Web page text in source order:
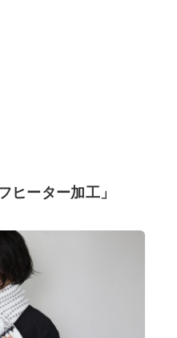
ヒーター加工」